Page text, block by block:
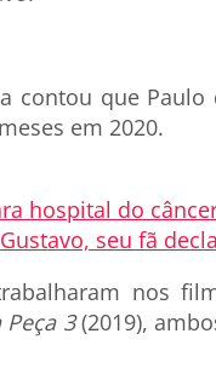
contou que Paulo
em 2020.
hospital do
seu fã
nos
3(2019),